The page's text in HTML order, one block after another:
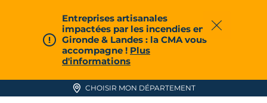
Entreprises artisanales
impactées par les incendies en
Gironde & Landes : la CMA vous
accompagne ! Plus
d'informations
Fermer
CHOISIR MON DÉPARTEMENT